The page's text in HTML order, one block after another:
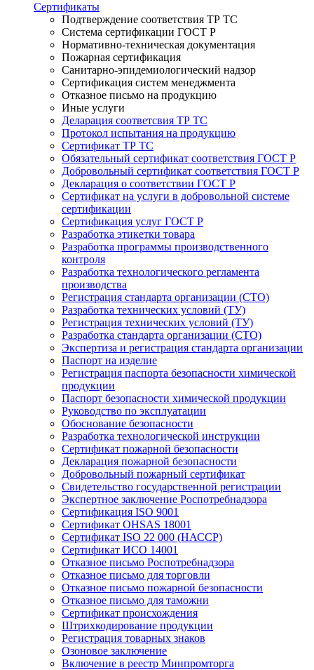
Сертификаты
Подтверждение соответствия ТР ТС
Система сертификации ГОСТ Р
Нормативно-техническая документация
Пожарная сертификация
Санитарно-эпидемиологический надзор
Сертификация систем менеджмента
Отказное письмо на продукцию
Иные услуги
Деларация соответсвия ТР ТС
Протокол испытания на продукцию
Сертификат ТР ТС
Обязательный сертификат соответствия ГОСТ Р
Добровольный сертификат соответствия ГОСТ Р
Декларация о соответствии ГОСТ Р
Сертификат на услуги в добровольной системе
сертификации
Сертификация услуг ГОСТ Р
Разработка этикетки товара
Разработка программы производственного
контроля
Разработка технологического регламента
производства
Регистрация стандарта организации (СТО)
Разработка технических условий (ТУ)
Регистрация технических условий (ТУ)
Разработка стандарта организации (СТО)
Экспертиза и регистрация стандарта организации
Паспорт на изделие
Регистрация паспорта безопасности химической
продукции
Паспорт безопасности химической продукции
Руководство по эксплуатации
Обоснование безопасности
Разработка технологической инструкции
Сертификат пожарной безопасности
Декларация пожарной безопасности
Добровольный пожарный сертификат
Свидетельство государственной регистрации
Экспертное заключение Роспотребнадзора
Сертификация ISO 9001
Сертификат OHSAS 18001
Сертификат ISO 22 000 (НАССР)
Сертификат ИСО 14001
Отказное письмо Роспотребнадзора
Отказное письмо для торговли
Отказное письмо пожарной безопасности
Отказное письмо для таможни
Сертификат происхождения
Штрихкодирование продукции
Регистрация товарных знаков
Озоновое заключение
Включение в реестр Минпромторга